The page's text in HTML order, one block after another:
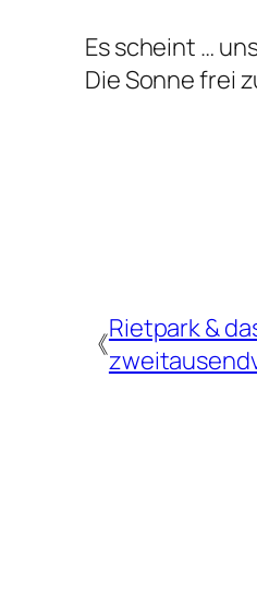
Es scheint …
Die Sonne frei
《Rietpark &